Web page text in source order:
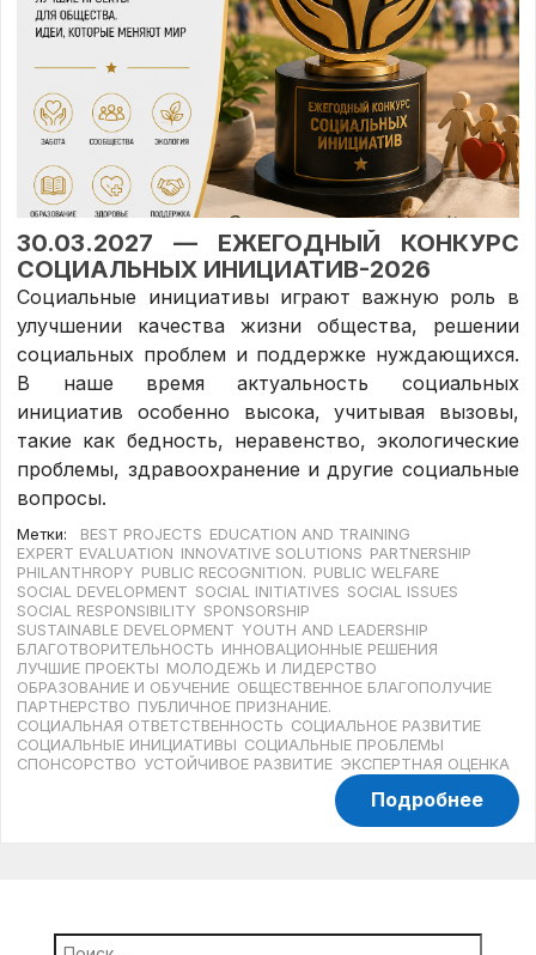
30.03.2027 — ЕЖЕГОДНЫЙ КОНКУРС
СОЦИАЛЬНЫХ ИНИЦИАТИВ-2026
Социальные инициативы играют важную роль в
улучшении качества жизни общества, решении
социальных проблем и поддержке нуждающихся.
В наше время актуальность социальных
инициатив особенно высока, учитывая вызовы,
такие как бедность, неравенство, экологические
проблемы, здравоохранение и другие социальные
вопросы.
Метки: BEST PROJECTS EDUCATION AND TRAINING
EXPERT EVALUATION INNOVATIVE SOLUTIONS PARTNERSHIP
PHILANTHROPY PUBLIC RECOGNITION. PUBLIC WELFARE
SOCIAL DEVELOPMENT SOCIAL INITIATIVES SOCIAL ISSUES
SOCIAL RESPONSIBILITY SPONSORSHIP
SUSTAINABLE DEVELOPMENT YOUTH AND LEADERSHIP
БЛАГОТВОРИТЕЛЬНОСТЬ ИННОВАЦИОННЫЕ РЕШЕНИЯ
ЛУЧШИЕ ПРОЕКТЫ МОЛОДЕЖЬ И ЛИДЕРСТВО
ОБРАЗОВАНИЕ И ОБУЧЕНИЕ ОБЩЕСТВЕННОЕ БЛАГОПОЛУЧИЕ
ПАРТНЕРСТВО ПУБЛИЧНОЕ ПРИЗНАНИЕ.
СОЦИАЛЬНАЯ ОТВЕТСТВЕННОСТЬ СОЦИАЛЬНОЕ РАЗВИТИЕ
СОЦИАЛЬНЫЕ ИНИЦИАТИВЫ СОЦИАЛЬНЫЕ ПРОБЛЕМЫ
СПОНСОРСТВО УСТОЙЧИВОЕ РАЗВИТИЕ ЭКСПЕРТНАЯ ОЦЕНКА
Подробнее
Найти: